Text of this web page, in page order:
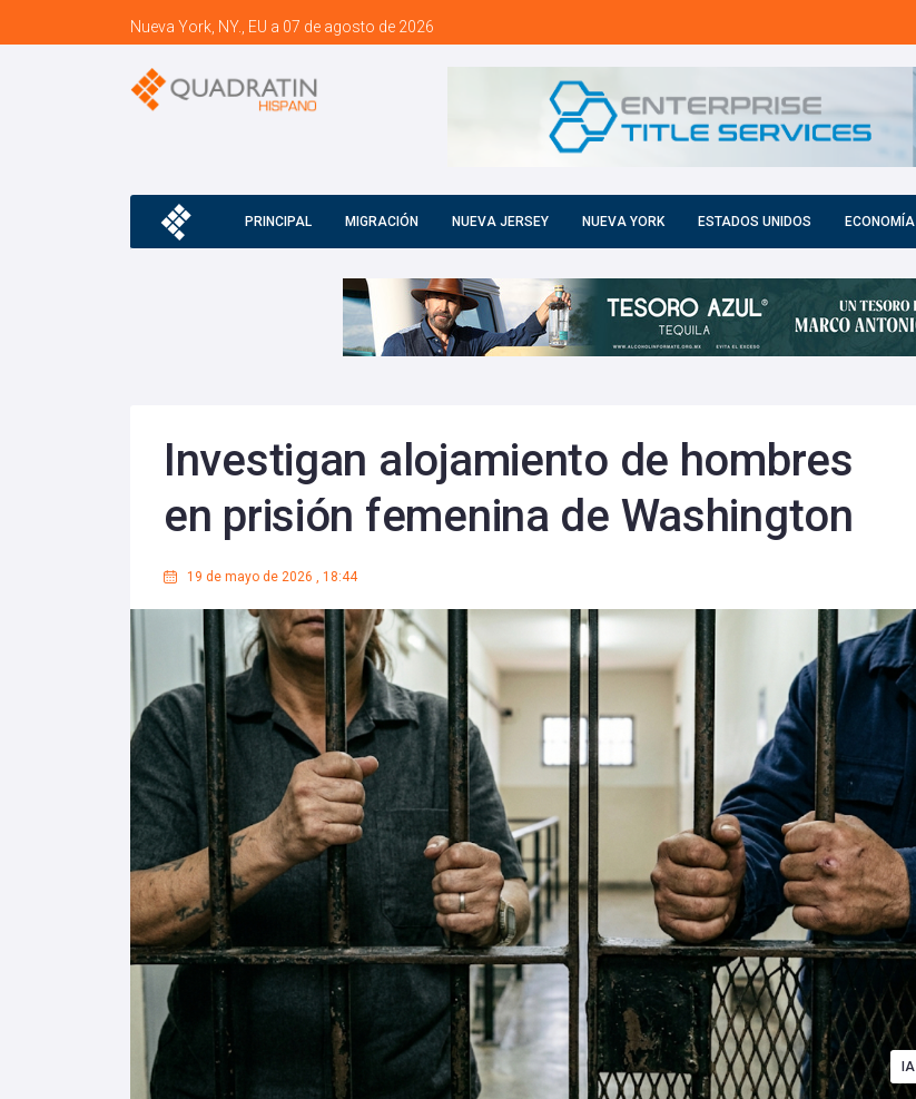
Nueva York, NY., EU a 07 de agosto de 2026
PRINCIPAL MIGRACIÓN NUEVA JERSEY NUEVA YORK ESTADOS UNIDOS ECONOMÍA
Investigan alojamiento de hombres
en prisión femenina de Washington
19 de mayo de 2026 , 18:44
IA